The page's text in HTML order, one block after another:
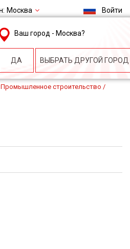
Москва
Ваш город - Москва?
ДА ВЫБРАТЬ ДРУГОЙ ГОРОД
Войти
msk@ingri.ru
пн. – пт.: 9.00-18.00
Промышленное строительство